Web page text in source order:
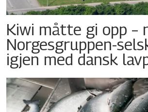
Kiwi måtte gi opp –
Norgesgruppen-
igjen med dansk